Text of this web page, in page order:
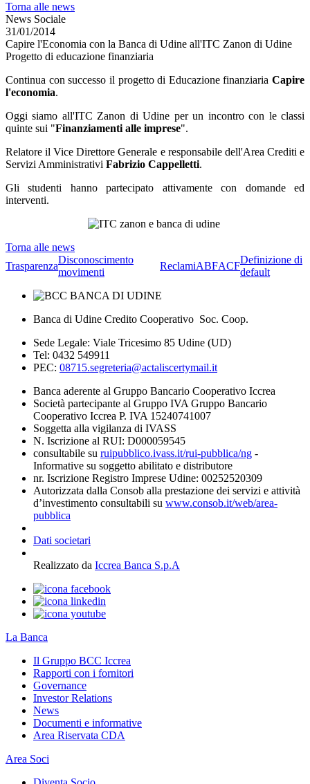
Torna alle news
News Sociale
31/01/2014
Capire l'Economia con la Banca di Udine all'ITC Zanon di Udine
Progetto di educazione finanziaria
Continua con successo il progetto di Educazione finanziaria Capire
l'economia.
Oggi siamo all'ITC Zanon di Udine per un incontro con le classi
quinte sui "Finanziamenti alle imprese".
Relatore il Vice Direttore Generale e responsabile dell'Area Crediti e
Servizi Amministrativi Fabrizio Cappelletti.
Gli studenti hanno partecipato attivamente con domande ed
interventi.
Torna alle news
Trasparenza
Disconoscimento
movimenti
ReclamiABFACF
Definizione di
default
Banca di Udine Credito Cooperativo Soc. Coop.
Sede Legale: Viale Tricesimo 85 Udine (UD)
Tel: 0432 549911
PEC: 08715.segreteria@actaliscertymail.it
Banca aderente al Gruppo Bancario Cooperativo Iccrea
Società partecipante al Gruppo IVA Gruppo Bancario
Cooperativo Iccrea P. IVA 15240741007
Soggetta alla vigilanza di IVASS
N. Iscrizione al RUI: D000059545
consultabile su ruipubblico.ivass.it/rui-pubblica/ng -
Informative su soggetto abilitato e distributore
nr. Iscrizione Registro Imprese Udine: 00252520309
Autorizzata dalla Consob alla prestazione dei servizi e attività
d’investimento consultabili su www.consob.it/web/area-
pubblica
Dati societari
Realizzato da Iccrea Banca S.p.A
La Banca
Il Gruppo BCC Iccrea
Rapporti con i fornitori
Governance
Investor Relations
News
Documenti e informative
Area Riservata CDA
Area Soci